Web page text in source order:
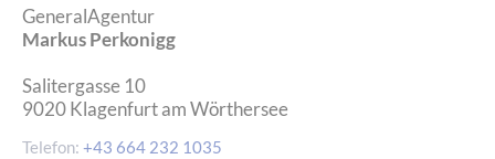
GeneralAgentur
Markus Perkonigg
Salitergasse 10
9020Klagenfurt am Wörthersee
Telefon: +43 664 232 1035